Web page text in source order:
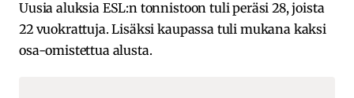
Uusia aluksia ESL:n tonnistoon tuli peräsi 28, joista
22 vuokrattuja. Lisäksi kaupassa tuli mukana kaksi
osa-omistettua alusta.